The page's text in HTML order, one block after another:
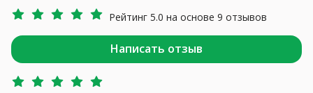
Рейтинг 5.0 на основе 9 отзывов
Написать отзыв